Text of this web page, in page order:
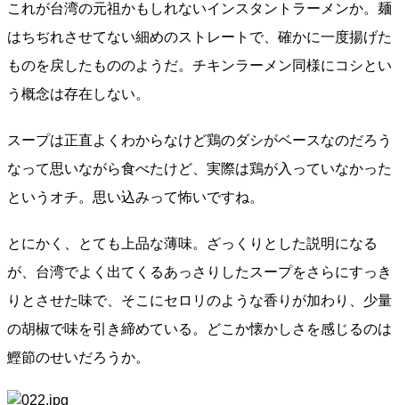
これが台湾の元祖かもしれないインスタントラーメンか。麺
はちぢれさせてない細めのストレートで、確かに一度揚げた
ものを戻したもののようだ。チキンラーメン同様にコシとい
う概念は存在しない。
スープは正直よくわからなけど鶏のダシがベースなのだろう
なって思いながら食べたけど、実際は鶏が入っていなかった
というオチ。思い込みって怖いですね。
とにかく、とても上品な薄味。ざっくりとした説明になる
が、台湾でよく出てくるあっさりしたスープをさらにすっき
りとさせた味で、そこにセロリのような香りが加わり、少量
の胡椒で味を引き締めている。どこか懐かしさを感じるのは
鰹節のせいだろうか。